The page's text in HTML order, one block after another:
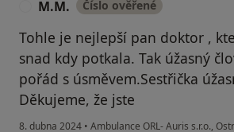
M.M. Číslo ověřené
Tohle je nejlepší pan doktor ,
snad kdy potkala. Tak úžasný
pořád s úsměvem.Sestřička
Děkujeme, že jste
8. dubna 2024 • Ambulance ORL- Auris s.r.o.,